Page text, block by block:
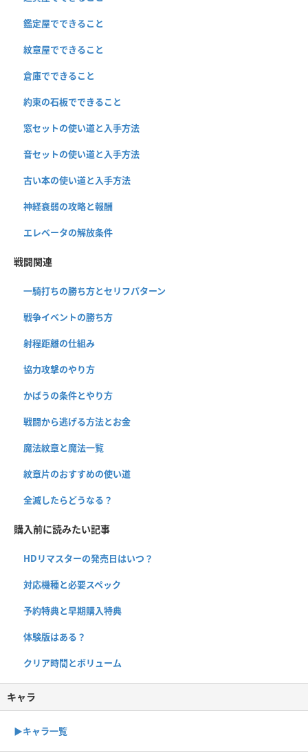
鑑定屋でできること
紋章屋でできること
倉庫でできること
約束の石板でできること
窓セットの使い道と入手方法
音セットの使い道と入手方法
古い本の使い道と入手方法
神経衰弱の攻略と報酬
エレベータの解放条件
戦闘関連
一騎打ちの勝ち方とセリフパターン
戦争イベントの勝ち方
射程距離の仕組み
協力攻撃のやり方
かばうの条件とやり方
戦闘から逃げる方法とお金
魔法紋章と魔法一覧
紋章片のおすすめの使い道
全滅したらどうなる？
購入前に読みたい記事
HDリマスターの発売日はいつ？
対応機種と必要スペック
予約特典と早期購入特典
体験版はある？
クリア時間とボリューム
キャラ
▶︎キャラ一覧